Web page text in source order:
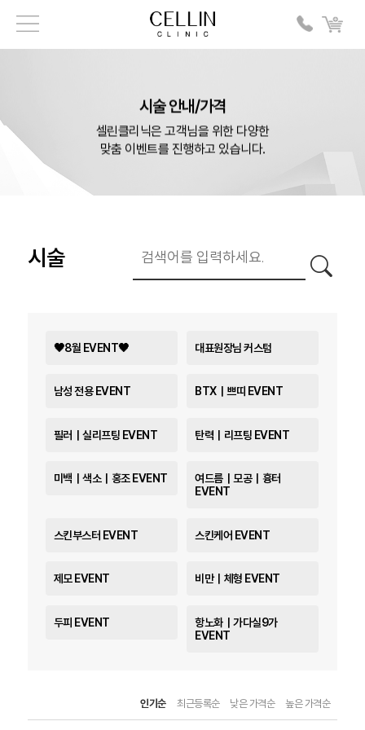
시술 안내/가격
셀린클리닉은 고객님을 위한 다양한
맞춤 이벤트를 진행하고 있습니다.
시술
🖤8월 EVENT🖤 대표원장님 커스텀
남성 전용 EVENT BTX｜쁘띠 EVENT
필러｜실리프팅 EVENT 탄력｜리프팅 EVENT
미백｜색소｜홍조 EVENT
여드름｜모공｜흉터
EVENT
스킨부스터 EVENT 스킨케어 EVENT
제모 EVENT 비만｜체형 EVENT
두피 EVENT
항노화｜가다실9가
EVENT
인기순 최근등록순 낮은 가격순 높은 가격순